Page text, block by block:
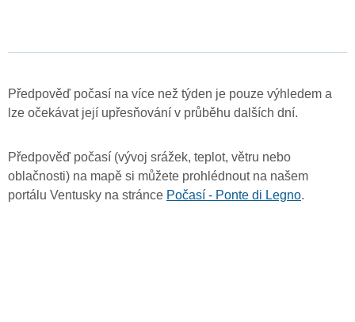
Předpověď počasí na více než týden je pouze výhledem a
lze očekávat její upřesňování v průběhu dalších dní.
Předpověď počasí (vývoj srážek, teplot, větru nebo
oblačnosti) na mapě si můžete prohlédnout na našem
portálu Ventusky na stránce Počasí - Ponte di Legno.